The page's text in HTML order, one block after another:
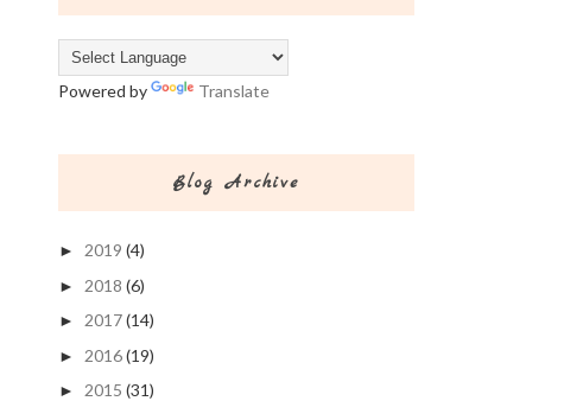
Powered by Translate
Blog Archive
► 2019 (4)
► 2018 (6)
► 2017(14)
► 2016(19)
► 2015 (31)